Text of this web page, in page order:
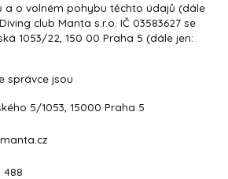
a o volném pohybu těchto údajů (dále
club Manta s.r.o. IČ 03583627 se
1053/22, 150 00 Praha 5 (dále jen:
správce jsou
5/1053, 15000 Praha 5